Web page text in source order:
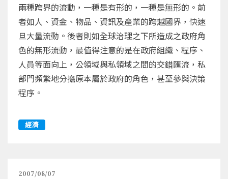
兩種跨界的流動，一種是有形的，一種是無形的。前
者如人、資金、物品、資訊及產業的跨越國界，快速
旦大量流動。後者則如全球治理之下所造成之政府角
色的無形流動，最值得注意的是在政府組織、程序、
人員等面向上，公領域與私領域之間的交錯匯流，私
部門頻繁地分擔原本屬於政府的角色，甚至參與決策
程序。
經濟
2007/08/07